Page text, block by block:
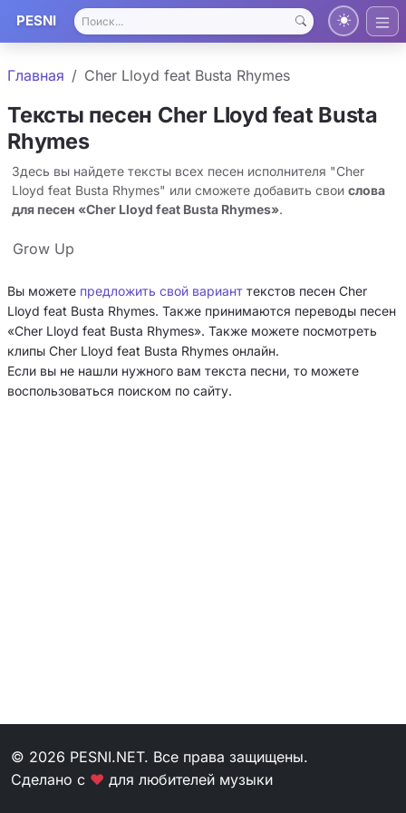
PESNI
Главная Cher Lloyd feat Busta Rhymes
Тексты песен Cher Lloyd feat Busta
Rhymes
Здесь вы найдете тексты всех песен исполнителя "Cher
Lloyd feat Busta Rhymes" или сможете добавить свои слова
для песен «Cher Lloyd feat Busta Rhymes».
Grow Up
Вы можете предложить свой вариант текстов песен Cher
Lloyd feat Busta Rhymes. Также принимаются переводы песен
«Cher Lloyd feat Busta Rhymes». Также можете посмотреть
клипы Cher Lloyd feat Busta Rhymes онлайн.
Если вы не нашли нужного вам текста песни, то можете
воспользоваться поиском по сайту.
© 2026 PESNI.NET. Все права защищены.
Сделано с ❤ для любителей музыки